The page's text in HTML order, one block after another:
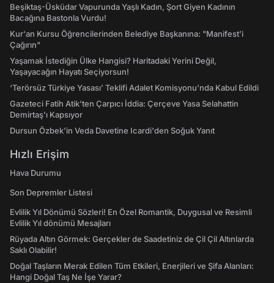
Beşiktaş-Üsküdar Vapurunda Yaşlı Kadın, Şort Giyen Kadının
Bacağına Bastonla Vurdu!
Kur'an Kursu Öğrencilerinden Belediye Başkanına: "Manifest’i
Çağırın"
Yaşamak İstediğin Ülke Hangisi? Haritadaki Yerini Değil,
Yaşayacağın Hayatı Seçiyorsun!
‘Terörsüz Türkiye Yasası’ Teklifi Adalet Komisyonu'nda Kabul Edildi
Gazeteci Fatih Atik'ten Çarpıcı İddia: Çerçeve Yasa Selahattin
Demirtaş'ı Kapsıyor
Dursun Özbek'in Veda Davetine Icardi'den Soğuk Yanıt
Hızlı Erişim
Hava Durumu
Son Depremler Listesi
Evlilik Yıl Dönümü Sözleri! En Özel Romantik, Duygusal ve Resimli
Evlilik Yıl dönümü Mesajları
Rüyada Altın Görmek: Gerçekler de Saadetiniz de Çil Çil Altınlarda
Saklı Olabilir!
Doğal Taşların Merak Edilen Tüm Etkileri, Enerjileri ve Şifa Alanları:
Hangi Doğal Taş Ne İşe Yarar?